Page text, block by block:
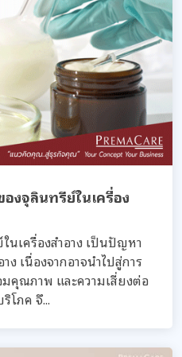
งจุลินทรีย์ในเครื่อง
นเครื่องสำอาง เป็นปัญหา
ง เนื่องจากอาจนำไปสู่การ
คุณภาพ และความเสี่ยงต่อ
โภค จึ...